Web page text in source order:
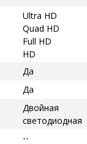
Ultra HD
Quad HD
Full HD
HD
Да
Да
Двойная
светодиодная
--